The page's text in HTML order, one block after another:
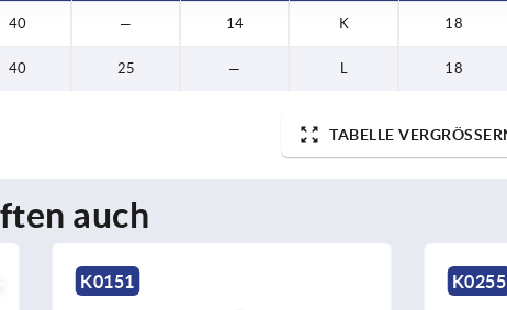
40 — 14 K 18
40 25 — L 18
TABELLE VERGRÖSSERN
auch
K0151 K0255